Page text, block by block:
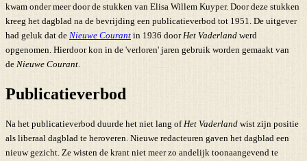
kwam onder meer door de stukken van Elisa Willem Kuyper. Door deze stukken
kreeg het dagblad na de bevrijding een publicatieverbod tot 1951. De uitgever
had geluk dat de Nieuwe Courant in 1936 door Het Vaderland werd
opgenomen. Hierdoor kon in de 'verloren' jaren gebruik worden gemaakt van
de Nieuwe Courant
Publicatieverbod
Na het publicatieverbod duurde het niet lang ofHet Vaderland wist zijn positie
als liberaal dagblad te heroveren. Nieuwe redacteuren gaven het dagblad een
nieuw gezicht. Ze wisten de krant niet meer zo andelijk toonaangevend te